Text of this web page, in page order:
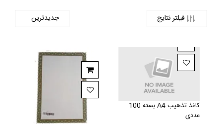
فیلتر نتایج
کاغذ تذهیب A4 بسته 100
عددی